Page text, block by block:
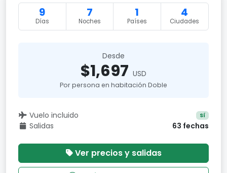
9
Días
7
Noches
1
Países
4
Ciudades
Desde
$1,697 USD
Por persona en habitación Doble
Vuelo incluido Sí
Salidas 63 fechas
Ver precios y salidas